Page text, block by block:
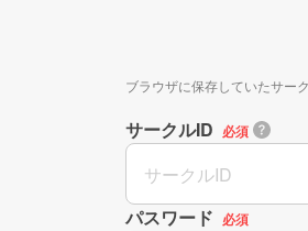
ブラウザに保存していたサー
サークルID 必須
パスワード 必須